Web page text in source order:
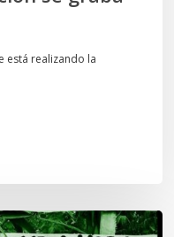
está realizando la